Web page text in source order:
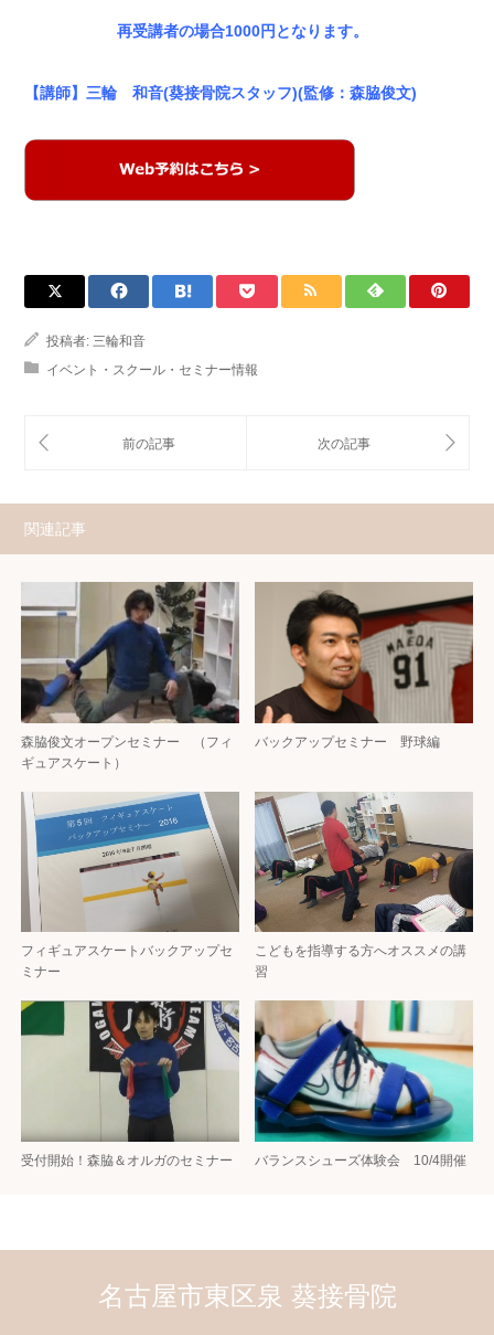
再受講者の場合1000円となります。
【講師】三輪 和音(葵接骨院スタッフ)(監修：森脇俊文)
投稿者: 三輪和音
イベント・スクール・セミナー情報
関連記事
森脇俊文オープンセミナー （フィ
ギュアスケート）
バックアップセミナー 野球編
フィギュアスケートバックアップセ
ミナー
こどもを指導する方へオススメの講
習
受付開始！森脇＆オルガのセミナー バランスシューズ体験会 10/4開催
名古屋市東区泉 葵接骨院